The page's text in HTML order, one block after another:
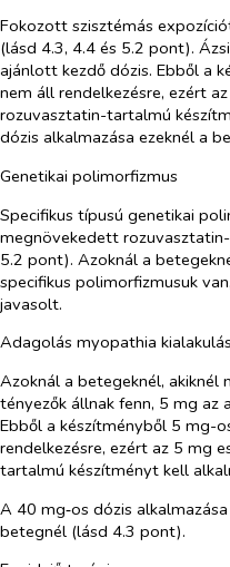
Fokozott szisztémás
(lásd 4.3, 4.4 és 5.2 pont).
ajánlott kezdő dózis. Ebből a
nem áll rendelkezésre, ezért
rozuvasztatin-tartalmú
dózis alkalmazása ezeknél a
Genetikai polimorfizmus
Specifikus típusú genetikai
megnövekedett
5.2 pont). Azoknál a
specifikus polimorfizmusuk
javasolt.
Adagolás myopathia
Azoknál a betegeknél, akiknél
tényezők állnak fenn, 5 mg
Ebből a készítményből 5 mg-
rendelkezésre, ezért az 5 mg
tartalmú készítményt kell
A 40 mg‑os dózis
betegnél (lásd 4.3 pont).